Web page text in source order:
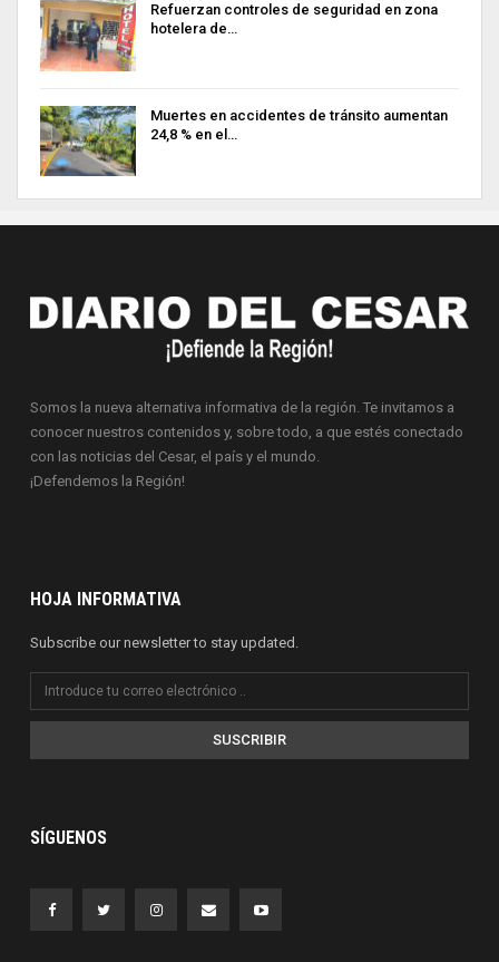
Refuerzan controles de seguridad en zona
hotelera de…
Muertes en accidentes de tránsito aumentan
24,8 % en el…
Somos la nueva alternativa informativa de la región. Te invitamos a
conocer nuestros contenidos y, sobre todo, a que estés conectado
con las noticias del Cesar, el país y el mundo.
¡Defendemos la Región!
HOJA INFORMATIVA
Subscribe our newsletter to stay updated.
SUSCRIBIR
SÍGUENOS